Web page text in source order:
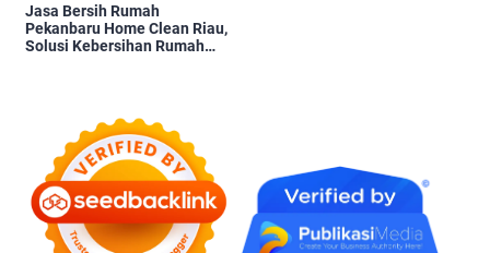
Jasa Bersih Rumah
Pekanbaru Home Clean Riau,
Solusi Kebersihan Rumah